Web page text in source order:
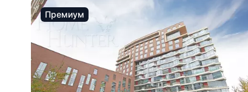
Премиум